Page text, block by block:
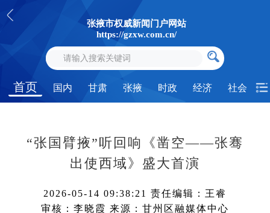
张掖市权威新闻门户网站
https://gzxw.com.cn/
首页 国内 甘肃 张掖 时政 经济 社会
“张国臂掖”听回响《凿空——张骞
出使西域》盛大首演
2026-05-14 09:38:21
责任编辑：王睿
审核：李晓霞 来源：甘州区融媒体中心